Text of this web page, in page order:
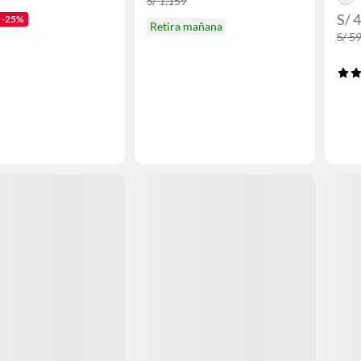
-25%
Retira mañana
S/
S/